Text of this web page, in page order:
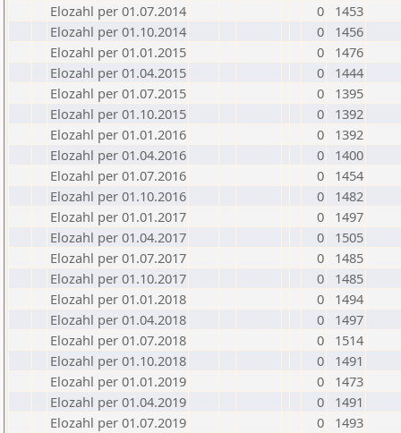
Elozahl per 01.07.2014
0
1453
Elozahl per 01.10.2014
0
1456
Elozahl per 01.01.2015
0
1476
Elozahl per 01.04.2015
0
1444
Elozahl per 01.07.2015
0
1395
Elozahl per 01.10.2015
0
1392
Elozahl per 01.01.2016
0
1392
Elozahl per 01.04.2016
0
1400
Elozahl per 01.07.2016
0
1454
Elozahl per 01.10.2016
0
1482
Elozahl per 01.01.2017
0
1497
Elozahl per 01.04.2017
0
1505
Elozahl per 01.07.2017
0
1485
Elozahl per 01.10.2017
0
1485
Elozahl per 01.01.2018
0
1494
Elozahl per 01.04.2018
0
1497
Elozahl per 01.07.2018
0
1514
Elozahl per 01.10.2018
0
1491
Elozahl per 01.01.2019
0
1473
Elozahl per 01.04.2019
0
1491
Elozahl per 01.07.2019
0
1493